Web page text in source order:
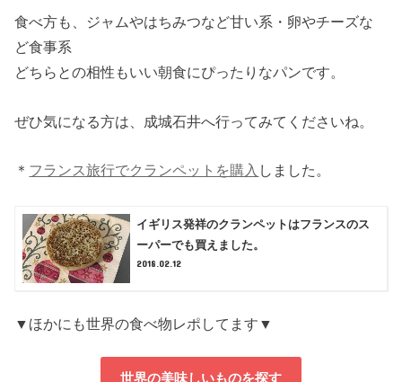
食べ方も、ジャムやはちみつなど甘い系・卵やチーズな
ど食事系
どちらとの相性もいい朝食にぴったりなパンです。
ぜひ気になる方は、成城石井へ行ってみてくださいね。
＊ フランス旅行でクランペットを購入 しました。
イギリス発祥のクランペットはフランスのス
ーパーでも買えました。
2018.02.12
▼ほかにも世界の食べ物レポしてます▼
世界の美味しいものを探す